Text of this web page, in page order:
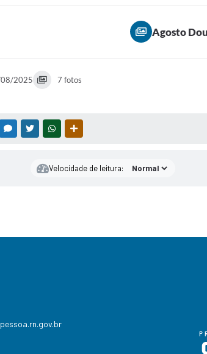
Agosto
2025 7 fotos
MESSENGER
TWITTERWHATSAPP
Velocidade de leitura: